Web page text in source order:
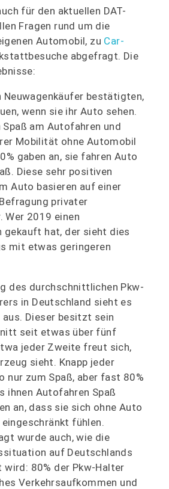
für den aktuellen DAT-
Fragen rund um die
Automobil, zu Car-
abgefragt. Die
Neuwagenkäufer bestätigten,
wenn sie ihr Auto sehen.
am Autofahren und
Mobilität ohne Automobil
gaben an, sie fahren Auto
Diese sehr positiven
Auto basieren auf einer
privater
Wer 2019 einen
gekauft hat, der sieht dies
mit etwas geringeren
des durchschnittlichen Pkw-
in Deutschland sieht es
Dieser besitzt sein
seit etwas über fünf
jeder Zweite freut sich,
sieht. Knapp jeder
nur zum Spaß, aber fast 80%
ihnen Autofahren Spaß
an, dass sie sich ohne Auto
fühlen.
wurde auch, wie die
auf Deutschlands
80% der Pkw-Halter
Verkehrsaufkommen und